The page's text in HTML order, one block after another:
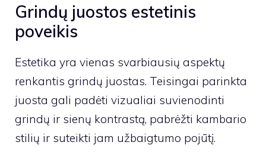
Grindų juostos estetinis
poveikis
Estetika yra vienas svarbiausių aspektų
renkantis grindų juostas. Teisingai parinkta
juosta gali padėti vizualiai suvienodinti
grindų ir sienų kontrastą, pabrėžti kambario
stilių ir suteikti jam užbaigtumo pojūtį.